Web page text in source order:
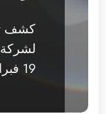
كشف
19 فبراير من…